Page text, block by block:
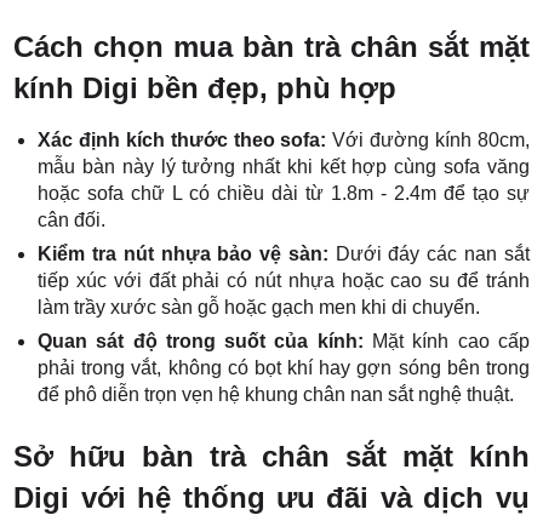
Cách chọn mua bàn trà chân sắt mặt
kính Digi bền đẹp, phù hợp
Xác định kích thước theo sofa:Với đường kính 80cm,
mẫu bàn này lý tưởng nhất khi kết hợp cùng sofa văng
hoặc sofa chữ L có chiều dài từ 1.8m - 2.4m để tạo sự
cân đối.
Kiểm tra nút nhựa bảo vệ sàn: Dưới đáy các nan sắt
tiếp xúc với đất phải có nút nhựa hoặc cao su để tránh
làm trầy xước sàn gỗ hoặc gạch men khi di chuyển.
Quan sát độ trong suốt của kính: Mặt kính cao cấp
phải trong vắt, không có bọt khí hay gợn sóng bên trong
để phô diễn trọn vẹn hệ khung chân nan sắt nghệ thuật.
Sở hữu bàn trà chân sắt mặt kính
Digi với hệ thống ưu đãi và dịch vụ